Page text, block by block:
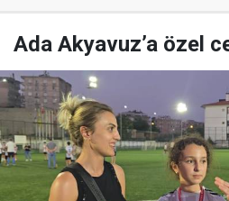
Ada Akyavuz’a özel